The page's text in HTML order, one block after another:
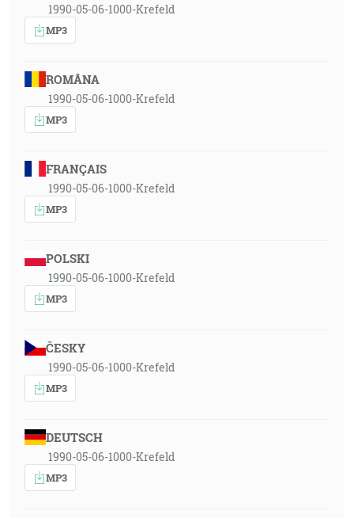
1990-05-06-1000-Krefeld
MP3
ROMÂNA
1990-05-06-1000-Krefeld
MP3
FRANÇAIS
1990-05-06-1000-Krefeld
MP3
POLSKI
1990-05-06-1000-Krefeld
MP3
ČESKY
1990-05-06-1000-Krefeld
MP3
DEUTSCH
1990-05-06-1000-Krefeld
MP3